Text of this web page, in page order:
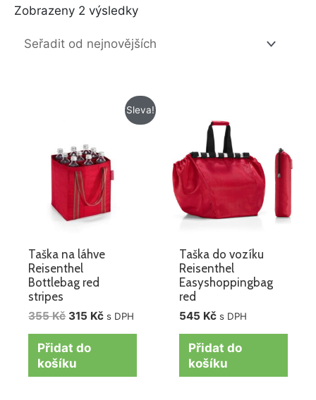
Zobrazeny 2 výsledky
Sleva!
Taška na láhve
Reisenthel
Bottlebag red
stripes
355Kč
355 Kč.
315 Kč
Aktuální
cena
s DPH
Přidat do
košíku
Taška do vozíku
Reisenthel
Easyshoppingbag
red
545 Kč s DPH
Přidat do
košíku